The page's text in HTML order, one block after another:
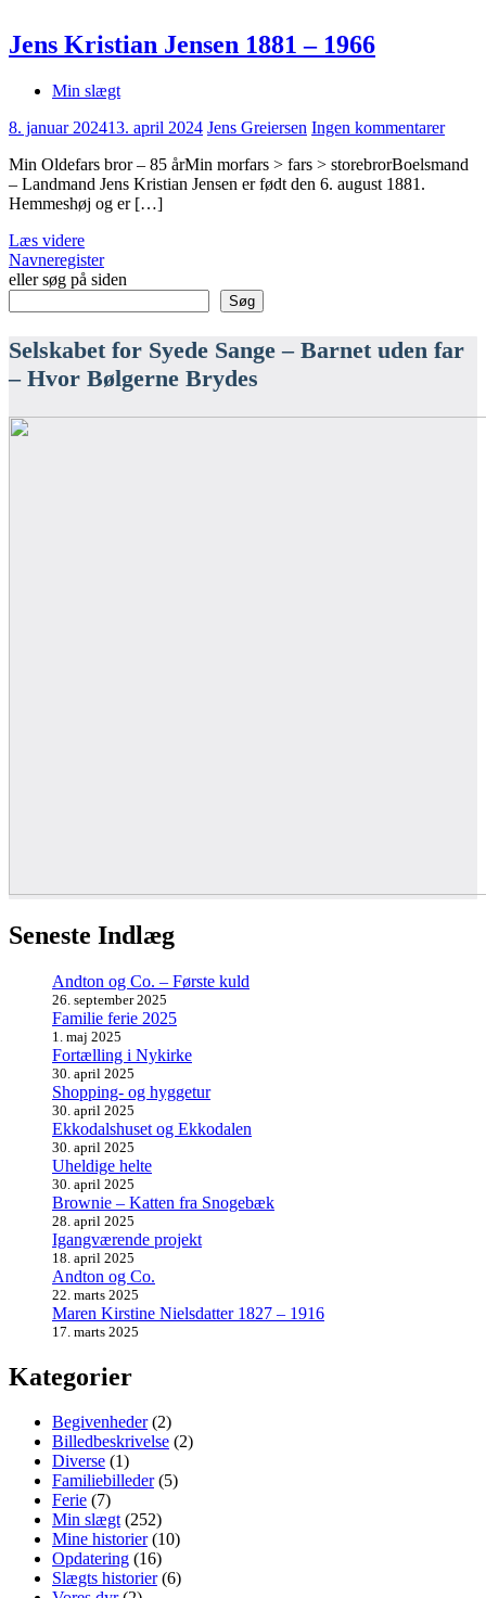
Jens Kristian Jensen 1881 – 1966
Min slægt
8. januar 202413. april 2024 Jens Greiersen Ingen kommentarer
Min Oldefars bror – 85 årMin morfars > fars > storebrorBoelsmand
– Landmand Jens Kristian Jensen er født den 6. august 1881.
Hemmeshøj og er […]
Læs videre
Navneregister
eller søg på siden
Søg
Selskabet for Syede Sange – Barnet uden far
– Hvor Bølgerne Brydes
Seneste Indlæg
Andton og Co. – Første kuld
26. september 2025
Familie ferie 2025
1. maj 2025
Fortælling i Nykirke
30. april 2025
Shopping- og hyggetur
30. april 2025
Ekkodalshuset og Ekkodalen
30. april 2025
Uheldige helte
30. april 2025
Brownie – Katten fra Snogebæk
28. april 2025
Igangværende projekt
18. april 2025
Andton og Co.
22. marts 2025
Maren Kirstine Nielsdatter 1827 – 1916
17. marts 2025
Kategorier
Begivenheder(2)
Billedbeskrivelse (2)
Diverse (1)
Familiebilleder(5)
Ferie (7)
Min slægt(252)
Mine historier(10)
Opdatering (16)
Slægts historier(6)